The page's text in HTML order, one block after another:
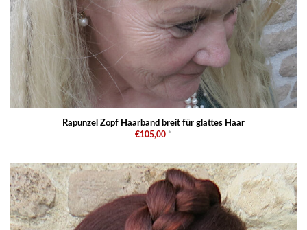
Rapunzel Zopf Haarband breit für glattes Haar
€105,00 *